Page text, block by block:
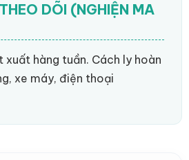
DÕI (NGHIỆN MA
hàng tuần. Cách ly hoàn
xe máy, điện thoại